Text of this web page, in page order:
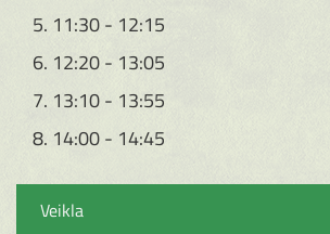
5. 11:30 - 12:15
6. 12:20 - 13:05
7. 13:10 - 13:55
8. 14:00 - 14:45
Veikla